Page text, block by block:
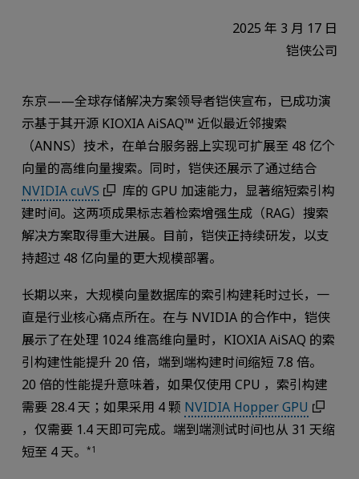
2025 年 3 月 17 日
铠侠公司
东京——全球存储解决方案领导者铠侠宣布，已成功演
示基于其开源 KIOXIA AiSAQ™ 近似最近邻搜索
（ANNS）技术，在单台服务器上实现可扩展至 48 亿个
向量的高维向量搜索。同时，铠侠还展示了通过结合
NVIDIA cuVS
库的 GPU 加速能力，显著缩短索引构
建时间。这两项成果标志着检索增强生成（RAG）搜索
解决方案取得重大进展。目前，铠侠正持续研发，以支
持超过 48 亿向量的更大规模部署。
长期以来，大规模向量数据库的索引构建耗时过长，一
直是行业核心痛点所在。在与 NVIDIA 的合作中，铠侠
展示了在处理 1024 维高维向量时，KIOXIA AiSAQ 的索
引构建性能提升 20 倍，端到端构建时间缩短 7.8 倍。
20 倍的性能提升意味着，如果仅使用 CPU ，索引构建
需要 28.4 天；如果采用 4 颗 NVIDIA Hopper GPU
，仅需要 1.4 天即可完成。端到端测试时间也从 31 天缩
短至 4 天。
*1